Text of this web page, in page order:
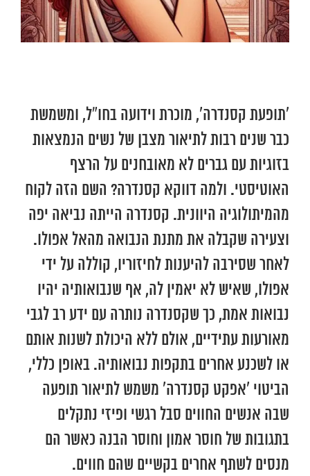
‘תופעת קסנדרה’, מוכרת וידועה בחו”ל, ומשמשת
כבר שנים רבות לתיאור מצבן של נשים הנמצאות
בזוגיות עם גברים לא מאובחנים על הרצף
האוטיסטי. ולמה דווקא קסנדרה? השם הזה לקוח
מהמיתולוגיה היוונית. קסנדרה הייתה נביאה יפה
וצעירה שקבלה את מתנת הנבואה מהאל אפולו.
לאחר שסירבה להיענות לחיזוריו, קוללה על ידי
אפולו, שאיש לא יאמין לה, אף שנבואותיה יהיו
נבואות אמת, כך שקסנדרה נותרה עם ידע רב לגבי
מאורעות עתידיים, אולם ללא היכולת לשנות אותם
או לשכנע אחרים בתקפות נבואותיה. באופן כללי,
הביטוי ‘אפקט קסנדרה’ משמש לתיאור תופעה
שבה אנשים החווים סבל רגשי ופיזי נתקלים
בתגובות של חוסר אמון וחוסר הבנה כאשר הם
מנסים לשתף אחרים בקשיים שהם חווים.